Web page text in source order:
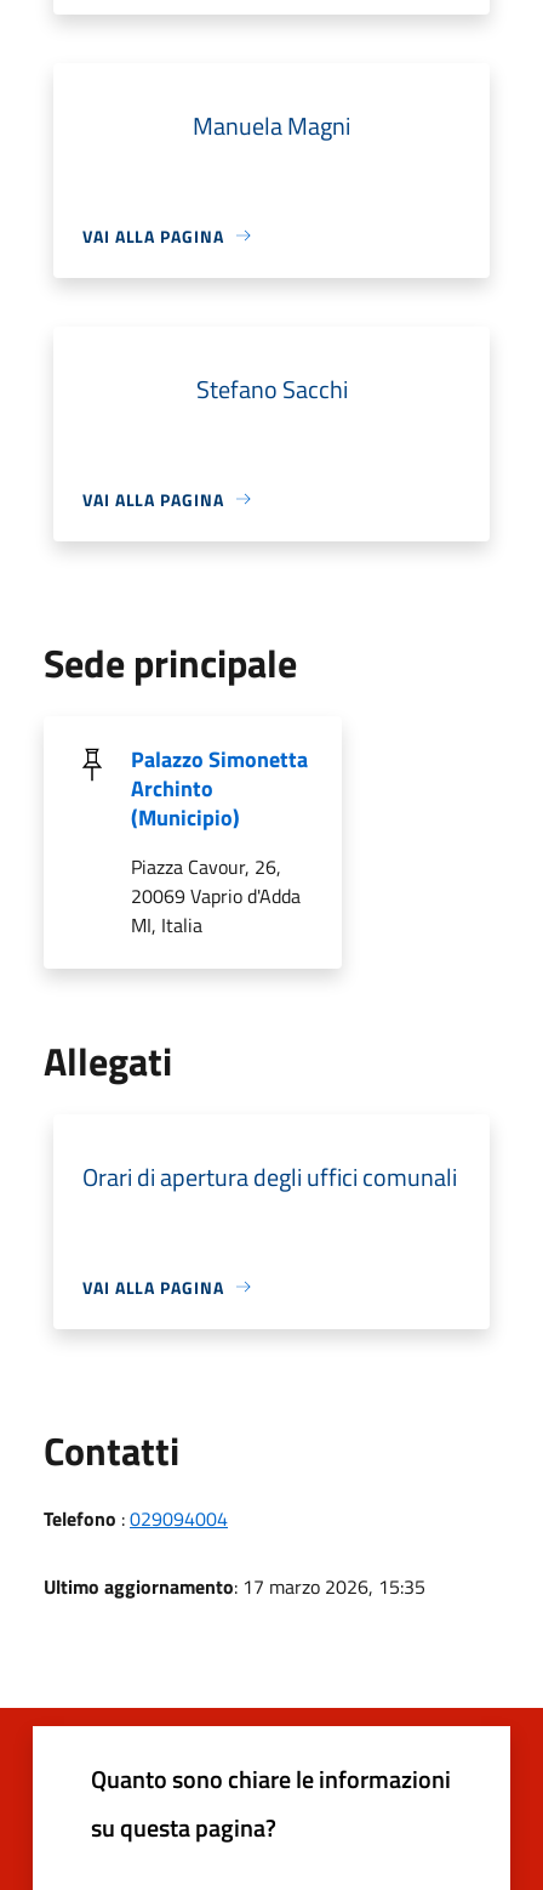
Manuela Magni
VAI ALLA PAGINA
Stefano Sacchi
VAI ALLA PAGINA
Sede principale
Palazzo Simonetta
Archinto
(Municipio)
Piazza Cavour, 26,
20069 Vaprio d'Adda
MI, Italia
Allegati
Orari di apertura degli uffici comunali
VAI ALLA PAGINA
Contatti
Telefono :029094004
Ultimo aggiornamento: 17 marzo 2026, 15:35
Quanto sono chiare le informazioni
su questa pagina?